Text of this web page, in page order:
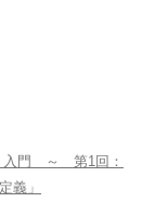
入門 ～ 第1回：
義」